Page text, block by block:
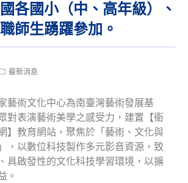
各國小（中、高年級）、
師生踴躍參加。
最新消息
藝術文化中心為南臺灣藝術發展基
對表演藝術美學之感受力，建置【衛
】教育網站，聚焦於「藝術、文化與
，以數位科技製作多元影音資源，致
具啟發性的文化科技學習環境，以擴
。